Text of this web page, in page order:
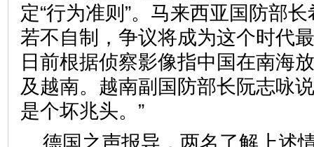
定“行为准则”。马来西亚国防部
若不自制，争议将成为这个时代
日前根据侦察影像指中国在南海
及越南。越南副国防部长阮志咏
是个坏兆头。”